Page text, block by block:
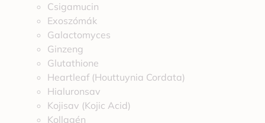
Csigamucin
Exoszómák
Galactomyces
Ginzeng
Glutathione
Heartleaf (Houttuynia Cordata)
Hialuronsav
Kojisav (Kojic Acid)
Kollagén